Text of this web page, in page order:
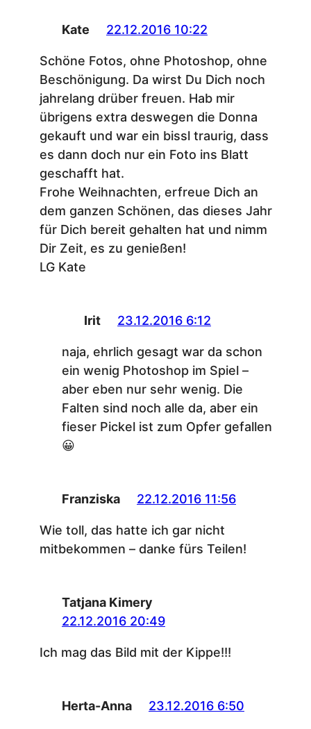
Kate 22.12.2016 10:22
Schöne Fotos, ohne Photoshop, ohne
Beschönigung. Da wirst Du Dich noch
jahrelang drüber freuen. Hab mir
übrigens extra deswegen die Donna
gekauft und war ein bissl traurig, dass
es dann doch nur ein Foto ins Blatt
geschafft hat.
Frohe Weihnachten, erfreue Dich an
dem ganzen Schönen, das dieses Jahr
für Dich bereit gehalten hat und nimm
Dir Zeit, es zu genießen!
LG Kate
Irit 23.12.2016 6:12
naja, ehrlich gesagt war da schon
ein wenig Photoshop im Spiel –
aber eben nur sehr wenig. Die
Falten sind noch alle da, aber ein
fieser Pickel ist zum Opfer gefallen
😀
Franziska 22.12.2016 11:56
Wie toll, das hatte ich gar nicht
mitbekommen – danke fürs Teilen!
Tatjana Kimery
22.12.2016 20:49
Ich mag das Bild mit der Kippe!!!
Herta-Anna 23.12.2016 6:50